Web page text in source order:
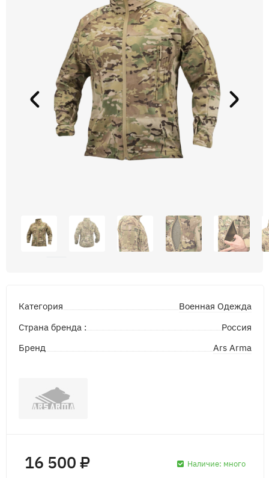
Категория
Военная Одежда
Страна бренда :
Россия
Бренд
Ars Arma
16 500 ₽ Наличие: много